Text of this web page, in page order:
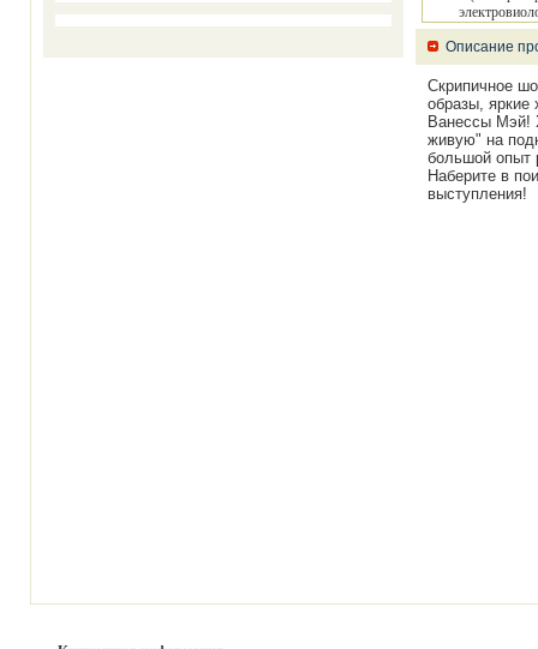
Описание
Скрипичное
образы, яркие
Ванессы Мэй!
живую" на
большой опыт
Наберите в
выступления!